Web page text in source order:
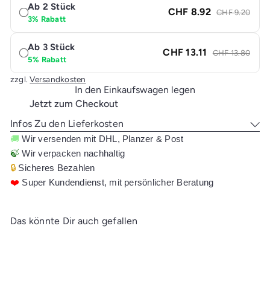
Ab 2 Stück
3% Rabatt
CHF 8.92 CHF 9.20
Ab 3 Stück
5% Rabatt
CHF 13.11 CHF 13.80
zzgl.Versandkosten
In den Einkaufswagen legen
Jetzt zum Checkout
Infos Zu den Lieferkosten
🚚 Wir versenden mit DHL, Planzer & Post
🍃 Wir verpacken nachhaltig
🔒 Sicheres Bezahlen
❤️ Super Kundendienst, mit persönlicher Beratung
Das könnte Dir auch gefallen